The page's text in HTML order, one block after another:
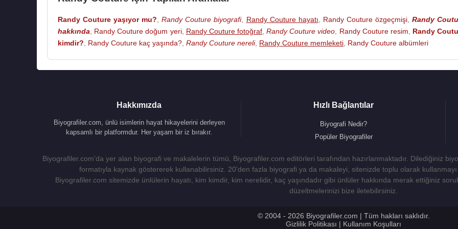
Randy Couture yaşıyor mu? ,Randy Couture biyografi, Randy Couture hayatı Randy Couture özgeçmişi, Randy
hakkında
Randy Couture doğum yeri, Randy Couture fotoğraf,Randy Couture video Randy Couture resim
Randy
kimdir?
Randy Couture kaç yaşında? Randy Couture nereli, Randy Couture memleketi Randy Couture albümleri
Hakkımızda
Biyografiler.com, ünlü isimlerin hayat hikayelerini derleyen
kapsamlı bir platformdur. Her yaşam bir iz bırakır.
Hızlı Bağlantılar
Biyografi Nedir?
Popüler Biyografiler
Biyografiler.com'da yer alan biyografi ve makalelerin tümü, Biyografiler.com editörleri tarafından hazırlanmaktadır. Dilediğiniz
formatıyla kaynak göstererek kullanabilirsiniz. 20'den fazla biyografi ya da makaleyi, sitenizde toplu olarak
Biyografiler.com sitemizde ünlülerin hayatı, kim kimdir, kim nerelidir, kaç yaşındadır gibi ünlüler hakkında merak ettiğiniz
düzeltmelerinizi bize iletebilirsiniz.
© 2004 - 2026 Biyografiler.com | Tüm hakları saklıdır.
Gizlilik Politikası | Kullanım Koşulları